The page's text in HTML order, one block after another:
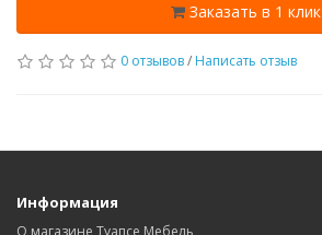
Заказать в 1 клик
0 отзывов/ Написать отзыв
Информация
О магазине Туапсе Мебель